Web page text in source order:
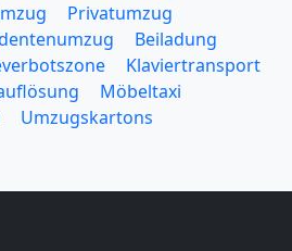
Privatumzug
Beiladung
Klaviertransport
Möbeltaxi
Umzugskartons